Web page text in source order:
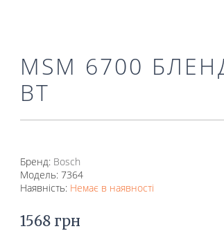
MSM 6700
ВТ
Бренд: Bosch
Модель: 7364
Наявність: Немає в наявності
1568 грн